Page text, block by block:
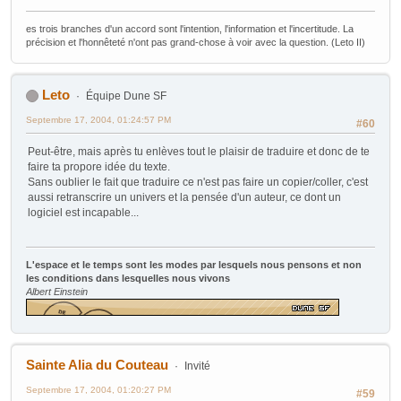
es trois branches d'un accord sont l'intention, l'information et l'incertitude. La
précision et l'honnêteté n'ont pas grand-chose à voir avec la question. (Leto II)
Leto Équipe Dune SF
#60
Septembre 17, 2004, 01:24:57 PM
Peut-être, mais après tu enlèves tout le plaisir de traduire et donc de te
faire ta propore idée du texte.
Sans oublier le fait que traduire ce n'est pas faire un copier/coller, c'est
aussi retranscrire un univers et la pensée d'un auteur, ce dont un
logiciel est incapable...
L'espace et le temps sont les modes par lesquels nous pensons et non
les conditions dans lesquelles nous vivons
Albert Einstein
Sainte Alia du Couteau Invité
#59
Septembre 17, 2004, 01:20:27 PM